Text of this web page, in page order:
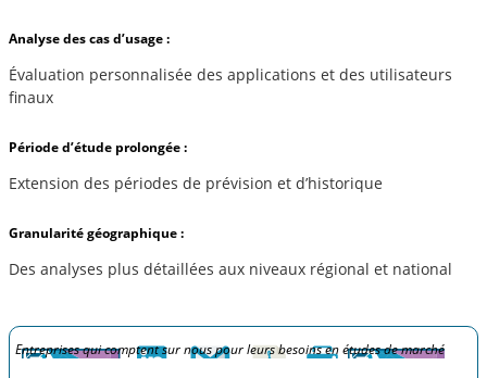
Analyse des cas d’usage :
Évaluation personnalisée des applications et des utilisateurs
finaux
Période d’étude prolongée :
Extension des périodes de prévision et d’historique
Granularité géographique :
Des analyses plus détaillées aux niveaux régional et national
Entreprises qui comptent sur nous pour leurs besoins en études de marché